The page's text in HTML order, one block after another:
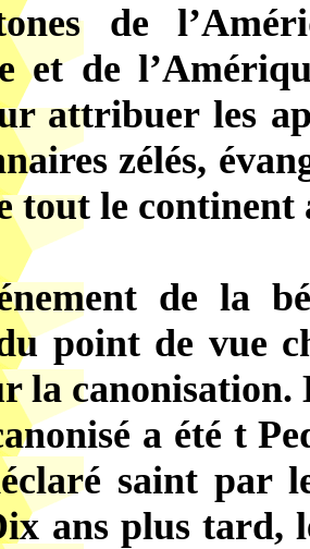
de
et de
attribuer les
zélés,
tout le continent
de la
point de vue
la
a été t
saint par
ans plus tard,